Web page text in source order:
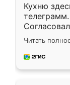
Кухню
недели
довольны
мебель за
Читать